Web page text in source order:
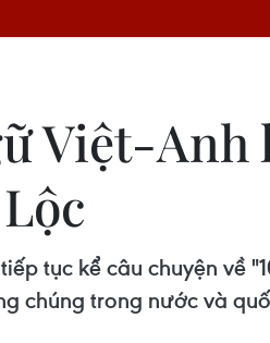
Việt-Anh
tục kể câu chuyện
chúng trong nước và